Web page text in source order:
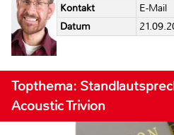
Kontakt
E-Mail
Datum
Topthema:
Acoustic Trivion